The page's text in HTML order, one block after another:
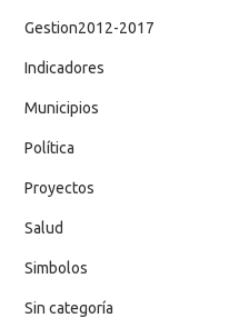
Gestion2012-2017
Indicadores
Municipios
Política
Proyectos
Salud
Simbolos
Sin categoría